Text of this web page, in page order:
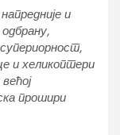
и
и хеликоптери
прошири